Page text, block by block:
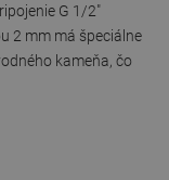
G 1/2"
2 mm má špeciálne
kameňa, čo